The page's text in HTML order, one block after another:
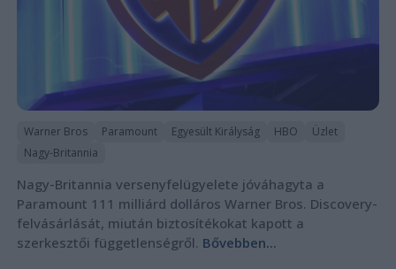
Warner Bros Paramount Egyesült Királyság HBO
Üzlet
Nagy-Britannia
Nagy-Britannia versenyfelügyelete jóváhagyta a
Paramount 111 milliárd dolláros Warner Bros. Discovery-
felvásárlását, miután biztosítékokat kapott a
szerkesztői függetlenségről. Bővebben...